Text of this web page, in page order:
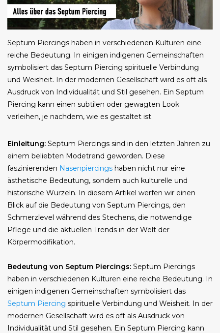
Septum Piercings haben in verschiedenen Kulturen eine
reiche Bedeutung. In einigen indigenen Gemeinschaften
symbolisiert das Septum Piercing spirituelle Verbindung
und Weisheit. In der modernen Gesellschaft wird es oft als
Ausdruck von Individualität und Stil gesehen. Ein Septum
Piercing kann einen subtilen oder gewagten Look
verleihen, je nachdem, wie es gestaltet ist.
Einleitung: Septum Piercings sind in den letzten Jahren zu
einem beliebten Modetrend geworden. Diese
faszinierenden Nasenpiercings haben nicht nur eine
ästhetische Bedeutung, sondern auch kulturelle und
historische Wurzeln. In diesem Artikel werfen wir einen
Blick auf die Bedeutung von Septum Piercings, den
Schmerzlevel während des Stechens, die notwendige
Pflege und die aktuellen Trends in der Welt der
Körpermodifikation.
Bedeutung von Septum Piercings: Septum Piercings
haben in verschiedenen Kulturen eine reiche Bedeutung. In
einigen indigenen Gemeinschaften symbolisiert das
Septum Piercing spirituelle Verbindung und Weisheit. In der
modernen Gesellschaft wird es oft als Ausdruck von
Individualität und Stil gesehen. Ein Septum Piercing kann